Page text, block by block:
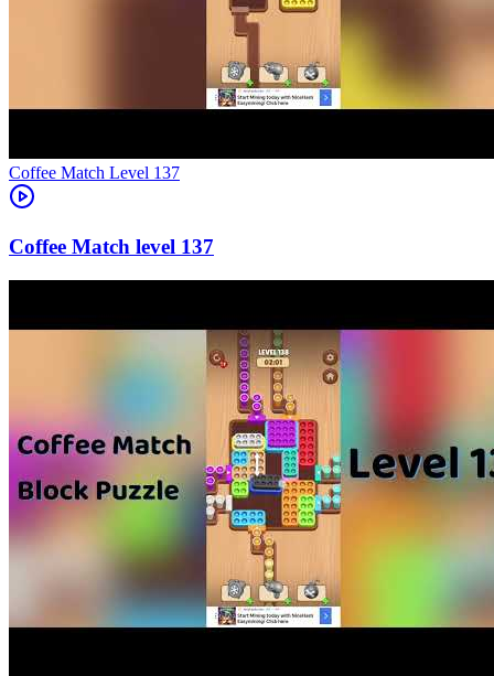
Level 137
137